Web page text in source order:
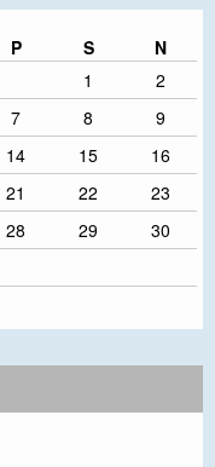
P S
N
1
2
7 8
9
14 15
16
21 22
23
28 29
30